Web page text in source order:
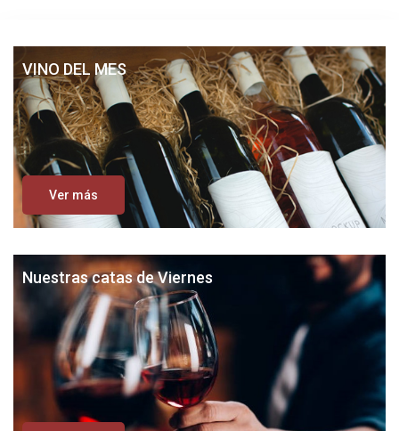
VINO DEL MES
Ver más
Nuestras catas de Viernes